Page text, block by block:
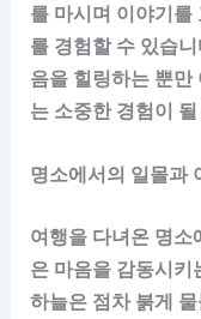
를 마시며 이야기
를 경험할 수 있습
음을 힐링하는 뿐만
는 소중한 경험이
명소에서의 일몰과
여행을 다녀온 명
은 마음을 감동시키
하늘은 점차 붉게